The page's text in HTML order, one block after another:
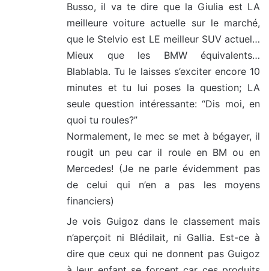
Busso, il va te dire que la Giulia est LA
meilleure voiture actuelle sur le marché,
que le Stelvio est LE meilleur SUV actuel…
Mieux que les BMW équivalents…
Blablabla. Tu le laisses s’exciter encore 10
minutes et tu lui poses la question; LA
seule question intéressante: “Dis moi, en
quoi tu roules?”
Normalement, le mec se met à bégayer, il
rougit un peu car il roule en BM ou en
Mercedes! (Je ne parle évidemment pas
de celui qui n’en a pas les moyens
financiers)
Je vois Guigoz dans le classement mais
n’aperçoit ni Blédilait, ni Gallia. Est-ce à
dire que ceux qui ne donnent pas Guigoz